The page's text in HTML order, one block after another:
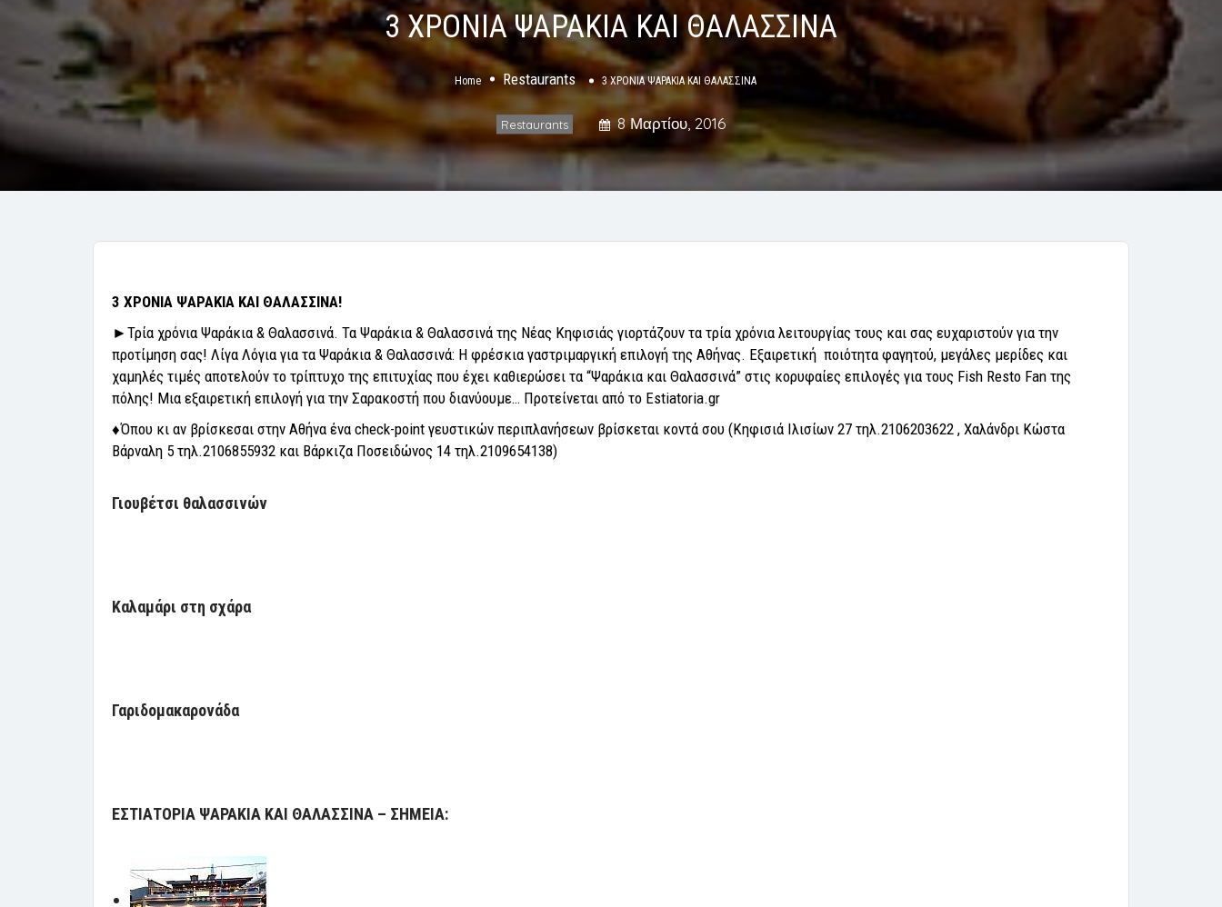
3 ΧΡΟΝΙΑ ΨΑΡΑΚΙΑ ΚΑΙ ΘΑΛΑΣΣΙΝΑ
Home Restaurants 3 ΧΡΟΝΙΑ ΨΑΡΑΚΙΑ ΚΑΙ ΘΑΛΑΣΣΙΝΑ
Restaurants 8 Μαρτίου, 2016
3 ΧΡΟΝΙΑ ΨΑΡΑΚΙΑ ΚΑΙ ΘΑΛΑΣΣΙΝΑ!
► Τρία χρόνια Ψαράκια & Θαλασσινά. Τα Ψαράκια & Θαλασσινά της Νέας Κηφισιάς γιορτάζουν τα τρία χρόνια λειτουργίας τους και σας ευχαριστούν για την
προτίμηση σας! Λίγα Λόγια για τα Ψαράκια & Θαλασσινά: Η φρέσκια γαστριμαργική επιλογή της Αθήνας. Εξαιρετική ποιότητα φαγητού, μεγάλες μερίδες και
χαμηλές τιμές αποτελούν το τρίπτυχο της επιτυχίας που έχει καθιερώσει τα “Ψαράκια και Θαλασσινά” στις κορυφαίες επιλογές για τους Fish Resto Fan της
πόλης! Μια εξαιρετική επιλογή για την Σαρακοστή που διανύουμε… Προτείνεται από το Estiatoria.gr
♦Όπου κι αν βρίσκεσαι στην Αθήνα ένα check-point γευστικών περιπλανήσεων βρίσκεται κοντά σου (Κηφισιά Ιλισίων 27 τηλ.2106203622 , Χαλάνδρι Κώστα
Βάρναλη 5 τηλ.2106855932 και Βάρκιζα Ποσειδώνος 14 τηλ.2109654138)
Γιουβέτσι θαλασσινών
Καλαμάρι στη σχάρα
Γαριδομακαρονάδα
ΕΣΤΙΑΤΟΡΙΑ ΨΑΡΑΚΙΑ ΚΑΙ ΘΑΛΑΣΣΙΝΑ – ΣΗΜΕΙΑ: